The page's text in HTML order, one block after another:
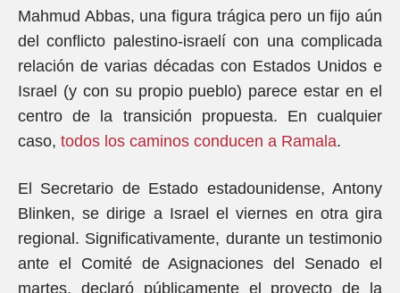
Mahmud Abbas, una figura trágica pero un fijo aún
del conflicto palestino-israelí con una complicada
relación de varias décadas con Estados Unidos e
Israel (y con su propio pueblo) parece estar en el
centro de la transición propuesta. En cualquier
caso, todos los caminos conducen a Ramala.
El Secretario de Estado estadounidense, Antony
Blinken, se dirige a Israel el viernes en otra gira
regional. Significativamente, durante un testimonio
ante el Comité de Asignaciones del Senado el
martes, declaró públicamente el proyecto de la